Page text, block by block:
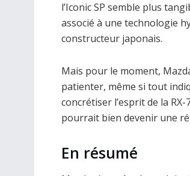
l’Iconic SP semble plus
associé à une technologie
constructeur japonais.
Mais pour le moment,
patienter, même si tout
concrétiser l’esprit de la
pourrait bien devenir une
En résumé